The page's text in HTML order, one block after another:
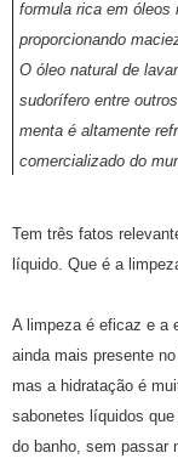
formula rica em óleos
proporcionando
O óleo natural de
sudorífero entre
menta é altamente
comercializado do
Tem três fatos
líquido. Que é a
A limpeza é eficaz e a
ainda mais presente
mas a hidratação é
sabonetes líquidos
do banho, sem passar